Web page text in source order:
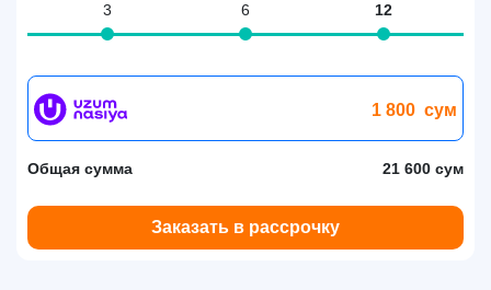
3 6 12
1 800 сум
Общая сумма 21 600 сум
Заказать в рассрочку